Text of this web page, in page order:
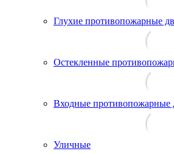
Глухие противопожарные
Остекленные
Входные противопожарные
Уличные